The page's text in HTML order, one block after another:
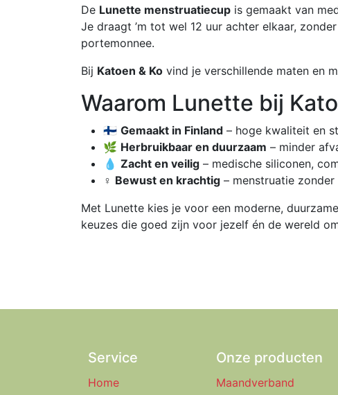
De Lunette menstruatiecup is gemaakt van
Je draagt ’m tot wel 12 uur achter elkaar,
portemonnee.
Bij Katoen & Ko vind je verschillende maten en
Waarom Lunette bij
🇫🇮 Gemaakt in Finland – hoge kwaliteit en
🌿 Herbruikbaar en duurzaam – minder
💧 Zacht en veilig – medische siliconen,
♀️ Bewust en krachtig – menstruatie zonder
Met Lunette kies je voor een moderne,
keuzes die goed zijn voor jezelf én de wereld
Service
Home
Onze producten
Maandverband